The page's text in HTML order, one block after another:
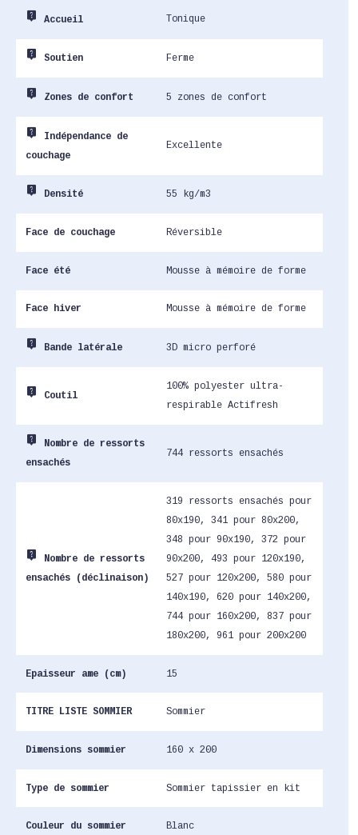
live_help Accueil Tonique
live_help Soutien Ferme
live_help Zones de confort 5 zones de confort
live_help
Indépendance de
couchage
Excellente
live_help Densité 55 kg/m3
Face de couchage Réversible
Face été Mousse à mémoire de forme
Face hiver Mousse à mémoire de forme
live_help Bande latérale 3D micro perforé
live_help Coutil
100% polyester ultra-
respirable Actifresh
live_help
Nombre de ressorts
ensachés
744 ressorts ensachés
live_help
Nombre de ressorts
ensachés (déclinaison)
319 ressorts ensachés pour
80x190, 341 pour 80x200,
348 pour 90x190, 372 pour
90x200, 493 pour 120x190,
527 pour 120x200, 580 pour
140x190, 620 pour 140x200,
744 pour 160x200, 837 pour
180x200, 961 pour 200x200
Epaisseur ame (cm) 15
TITRE LISTE SOMMIER Sommier
Dimensions sommier 160 x 200
Type de sommier Sommier tapissier en kit
Couleur du sommier Blanc